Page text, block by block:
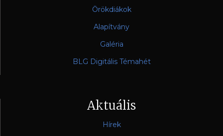
Örökdiákok
Alapítvány
Galéria
BLG Digitális Témahét
Aktuális
Hírek